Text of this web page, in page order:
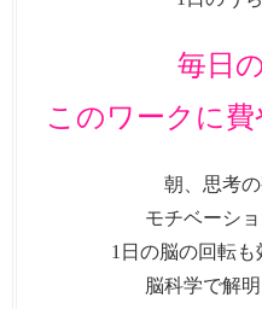
毎日
このワークに費
朝、思考
モチベーシ
1日の脳の回転
脳科学で解